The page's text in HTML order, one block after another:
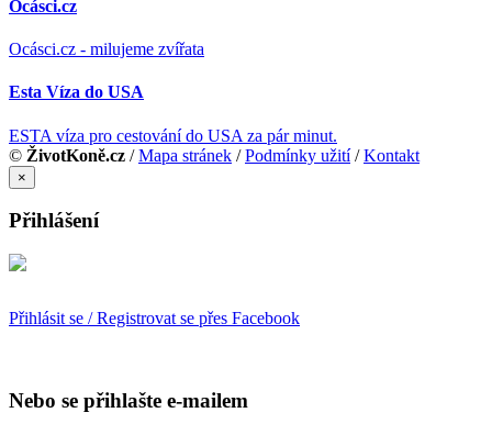
Ocásci.cz
Ocásci.cz - milujeme zvířata
Esta Víza do USA
ESTA víza pro cestování do USA za pár minut.
© ŽivotKoně.cz /Mapa stránek /Podmínky užití/Kontakt
×
Přihlášení
Přihlásit se / Registrovat se přes Facebook
Nebo se přihlašte e-mailem